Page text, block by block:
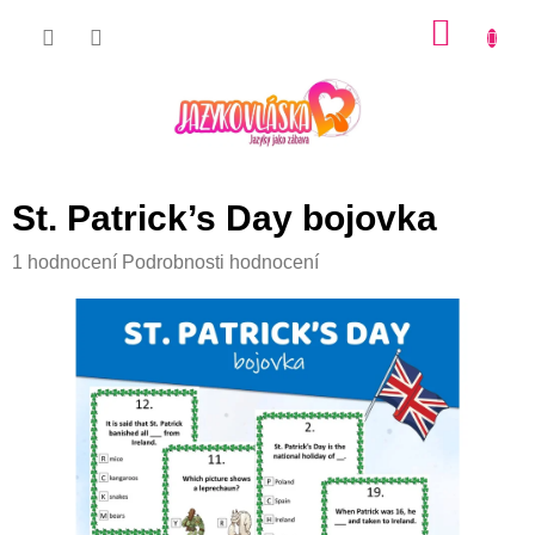
St. Patrick’s Day bojovka
Průměrné
produktu
hvězdiček.
1 hodnocení Podrobnosti hodnocení